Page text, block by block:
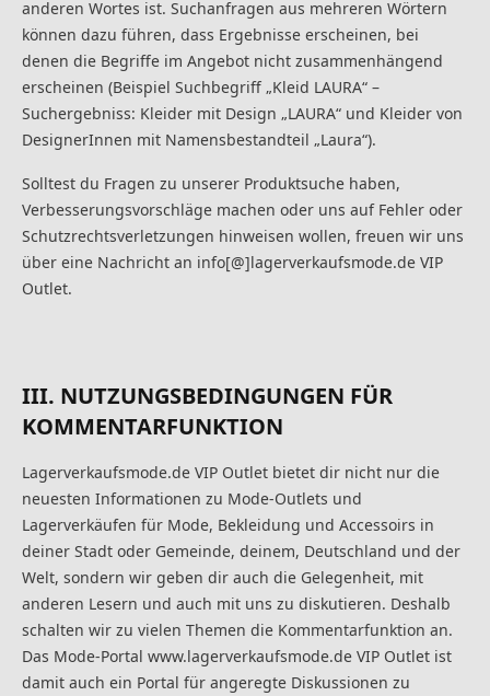
anderen Wortes ist. Suchanfragen aus mehreren Wörtern
können dazu führen, dass Ergebnisse erscheinen, bei
denen die Begriffe im Angebot nicht zusammenhängend
erscheinen (Beispiel Suchbegriff „Kleid LAURA“ –
Suchergebniss: Kleider mit Design „LAURA“ und Kleider von
DesignerInnen mit Namensbestandteil „Laura“).
Solltest du Fragen zu unserer Produktsuche haben,
Verbesserungsvorschläge machen oder uns auf Fehler oder
Schutzrechtsverletzungen hinweisen wollen, freuen wir uns
über eine Nachricht an info[@]lagerverkaufsmode.de VIP
Outlet.
III. NUTZUNGSBEDINGUNGEN FÜR
KOMMENTARFUNKTION
Lagerverkaufsmode.de VIP Outlet bietet dir nicht nur die
neuesten Informationen zu Mode-Outlets und
Lagerverkäufen für Mode, Bekleidung und Accessoirs in
deiner Stadt oder Gemeinde, deinem, Deutschland und der
Welt, sondern wir geben dir auch die Gelegenheit, mit
anderen Lesern und auch mit uns zu diskutieren. Deshalb
schalten wir zu vielen Themen die Kommentarfunktion an.
Das Mode-Portal www.lagerverkaufsmode.de VIP Outlet ist
damit auch ein Portal für angeregte Diskussionen zu